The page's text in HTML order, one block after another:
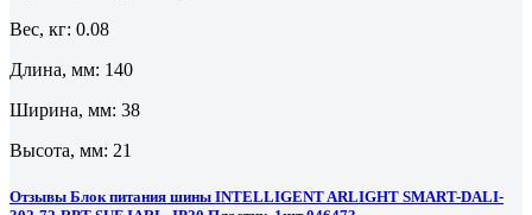
Вес, кг: 0.08
Длина, мм: 140
Ширина, мм: 38
Высота, мм: 21
Отзывы Блок питания шины INTELLIGENT ARLIGHT SMART-DALI-